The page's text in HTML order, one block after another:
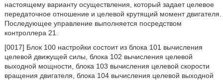
настоящему варианту осуществления, который задает целевое
передаточное отношение и целевой крутящий момент двигателя.
Последующее управление выполняется посредством
контроллера 21.
[0017] Блок 100 настройки состоит из блока 101 вычисления
целевой движущей силы, блока 102 вычисления целевой
выходной мощности, блока 103 вычисления целевой скорости
вращения двигателя, блока 104 вычисления целевой выходной